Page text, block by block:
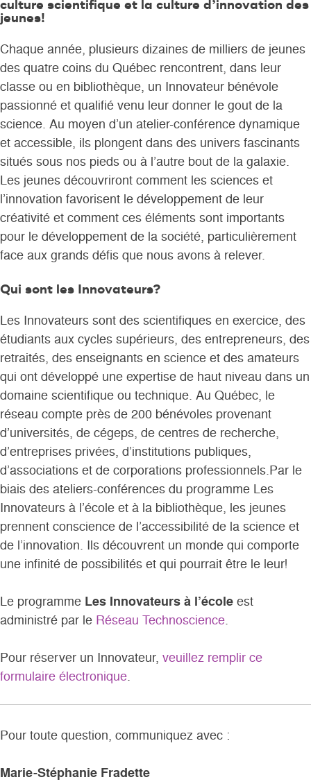
culture scientifique et la culture d’innovation des
jeunes!
Chaque année, plusieurs dizaines de milliers de jeunes
des quatre coins du Québec rencontrent, dans leur
classe ou en bibliothèque, un Innovateur bénévole
passionné et qualifié venu leur donner le gout de la
science. Au moyen d’un atelier-conférence dynamique
et accessible, ils plongent dans des univers fascinants
situés sous nos pieds ou à l’autre bout de la galaxie.
Les jeunes découvriront comment les sciences et
l’innovation favorisent le développement de leur
créativité et comment ces éléments sont importants
pour le développement de la société, particulièrement
face aux grands défis que nous avons à relever.
Qui sont les Innovateurs?
Les Innovateurs sont des scientifiques en exercice, des
étudiants aux cycles supérieurs, des entrepreneurs, des
retraités, des enseignants en science et des amateurs
qui ont développé une expertise de haut niveau dans un
domaine scientifique ou technique. Au Québec, le
réseau compte près de 200 bénévoles provenant
d’universités, de cégeps, de centres de recherche,
d’entreprises privées, d’institutions publiques,
d’associations et de corporations professionnels.Par le
biais des ateliers-conférences du programme Les
Innovateurs à l’école et à la bibliothèque, les jeunes
prennent conscience de l’accessibilité de la science et
de l’innovation. Ils découvrent un monde qui comporte
une infinité de possibilités et qui pourrait être le leur!
Le programme Les Innovateurs à l’école est
administré par le Réseau Technoscience.
Pour réserver un Innovateur, veuillez remplir ce
formulaire électronique.
Pour toute question, communiquez avec :
Marie-Stéphanie Fradette